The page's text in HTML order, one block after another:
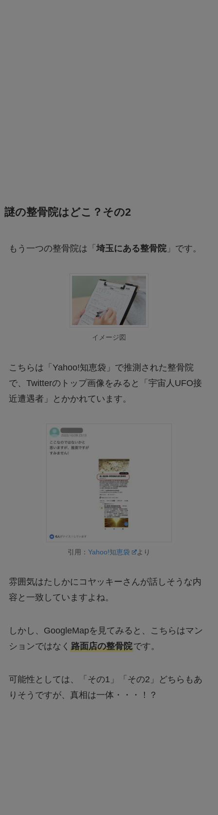
謎の整骨院はどこ？その2
もう一つの整骨院は「 埼玉にある整骨院」です。
イメージ図
こちらは「Yahoo!知恵袋」で推測された整骨院
で、Twitterのトップ画像をみると「宇宙人UFO接
近遭遇者」とかかれています。
引用： Yahoo!知恵袋 より
雰囲気はたしかにコヤッキーさんが話しそうな内
容と一致していますよね。
しかし、GoogleMapを見てみると、こちらはマン
ションではなく 路面店の整骨院です。
可能性としては、「その1」「その2」どちらもあ
りそうですが、真相は一体・・・！？